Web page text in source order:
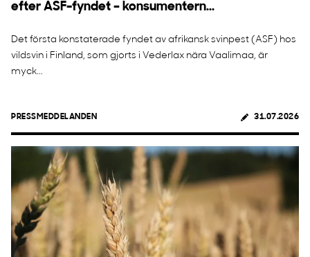
efter ASF-fyndet – konsumentern...
Det första konstaterade fyndet av afrikansk svinpest (ASF) hos
vildsvin i Finland, som gjorts i Vederlax nära Vaalimaa, är
myck...
PRESSMEDDELANDEN 31.07.2026